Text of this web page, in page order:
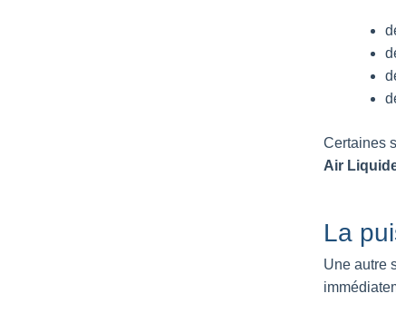
Certaines
Air
La
Une autre